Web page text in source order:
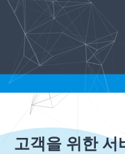
고객을 위한 서